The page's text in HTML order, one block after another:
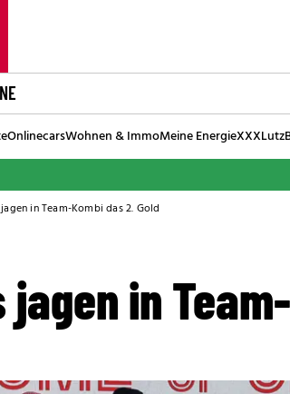
OnlinecarsWohnen & ImmoMeine EnergieXXXLutz
in Team-Kombi das 2. Gold
jagen in